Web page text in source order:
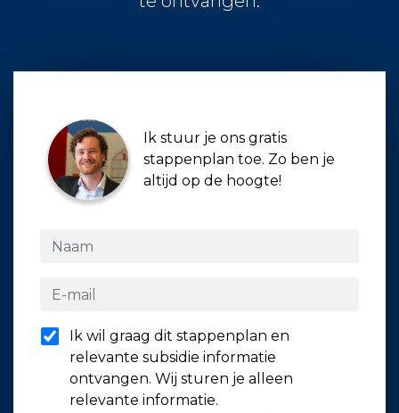
Ik stuur je ons gratis
stappenplan toe. Zo ben je
altijd op de hoogte!
Ik wil graag dit stappenplan en
relevante subsidie informatie
ontvangen. Wij sturen je alleen
relevante informatie.